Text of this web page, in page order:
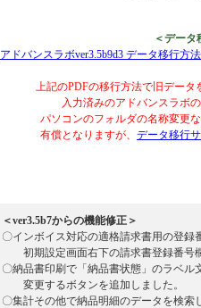
＜データ
アドバンスラボver3.5b9d3 データ移行方
上記のPDFの移行方法で旧デー
入力済みのアドバンスラボ
パソコンのフォルダの名称変更
有償となりますが、 データ移行
＜ver3.5b7からの機能修正＞
〇インボイス対応の適格請求書用の登
初期設定画面右下の請求書登録番号
〇納品書印刷で「納品書状態」のラベ
変更するボタンを追加しました。
〇集計その他で納品明細のデータを検